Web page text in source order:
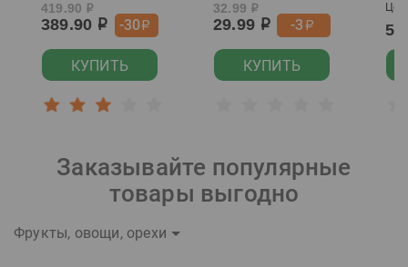
419.90 р
389.90 р -30р
КУПИТЬ
32.99 р
29.99 р -3р
КУПИТЬ
Заказывайте популярные
товары выгодно
Фрукты, овощи, орехи